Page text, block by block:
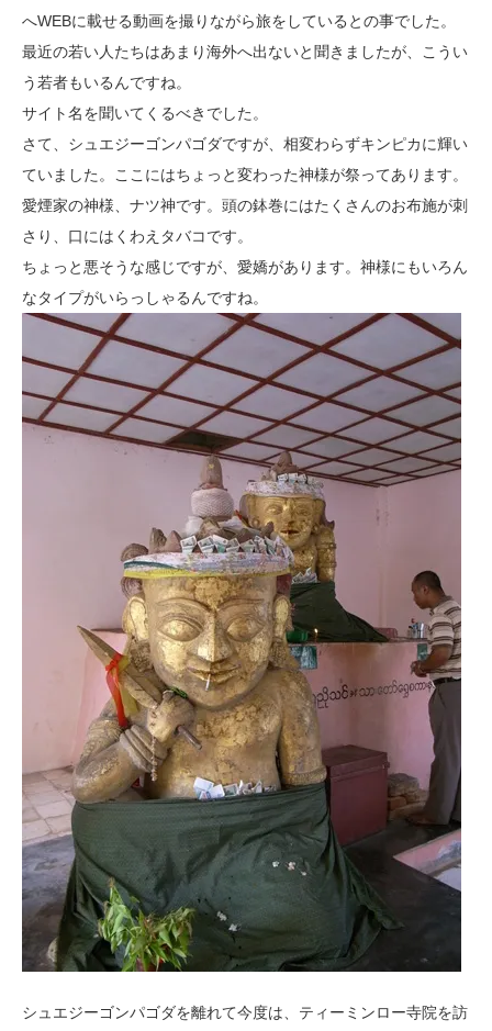
へWEBに載せる動画を撮りながら旅をしているとの事でした。
最近の若い人たちはあまり海外へ出ないと聞きましたが、こうい
う若者もいるんですね。
サイト名を聞いてくるべきでした。
さて、シュエジーゴンパゴダですが、相変わらずキンピカに輝い
ていました。ここにはちょっと変わった神様が祭ってあります。
愛煙家の神様、ナツ神です。頭の鉢巻にはたくさんのお布施が刺
さり、口にはくわえタバコです。
ちょっと悪そうな感じですが、愛嬌があります。神様にもいろん
なタイプがいらっしゃるんですね。
シュエジーゴンパゴダを離れて今度は、ティーミンロー寺院を訪